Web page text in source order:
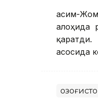
Қасим-
алоҳида
асосида